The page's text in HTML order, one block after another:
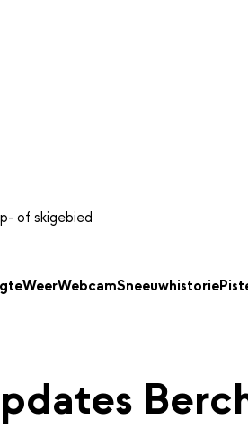
WeerWebcamSneeuwhistorie